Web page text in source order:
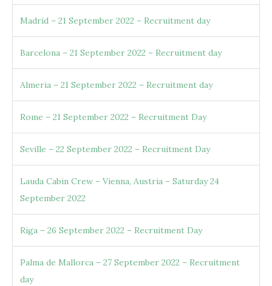
Madrid – 21 September 2022 – Recruitment day
Barcelona – 21 September 2022 – Recruitment day
Almeria – 21 September 2022 – Recruitment day
Rome – 21 September 2022 – Recruitment Day
Seville – 22 September 2022 – Recruitment Day
Lauda Cabin Crew – Vienna, Austria – Saturday 24
September 2022
Riga – 26 September 2022 – Recruitment Day
Palma de Mallorca – 27 September 2022 – Recruitment
day